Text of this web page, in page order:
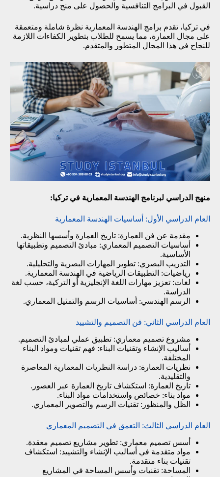
القبول في البرامج التنافسية والحصول على منح دراسية.
في تركيا، تقدم برامج الهندسة المعمارية نظرة شاملة ومتعمقة
على مجال العمارة، مما يسمح للطلاب بتطوير الكفاءات اللازمة
للنجاح في هذا المجال المتطور والمتقدم.
منهج الدراسي لبرنامج الهندسة المعمارية في تركيا:
العام الدراسي الأول: أساسيات الهندسة المعمارية
مقدمة عن فن العمارة: تاريخ العمارة وأسسها النظرية.
أساسيات التصميم المعماري: مبادئ التصميم وتطبيقاتها
الأساسية.
التدريب البصري: تطوير المهارات البصرية والتحليلية.
رياضيات: التطبيقات الرياضية في الهندسة المعمارية.
لغات: تعزيز مهارات اللغة الإنجليزية أو التركية، حسب لغة
الدراسة.
الرسم الهندسي: أساسيات الرسم والتمثيل المعماري.
العام الدراسي الثاني: فن التصميم والتشييد
مشروع تصميم معماري: تطبيق عملي لمبادئ التصميم.
أساليب الإنشاء وتقنيات البناء: فهم تقنيات ومواد البناء
المختلفة.
نظريات العمارة: دراسة النظريات المعمارية المعاصرة
والتقليدية.
تاريخ العمارة: استكشاف تاريخ العمارة عبر العصور.
مواد بناء: خصائص واستخدامات مواد البناء.
الظل والمنظور: تقنيات الرسم والتصوير المعماري.
العام الدراسي الثالث: التعمق في التصميم المعماري
أسس تصميم معماري: تطوير مشاريع تصميم معقدة.
مواد متقدمة في أساليب الإنشاء والتشييد: استكشاف
تقنيات بناء متقدمة.
المساحة: تقنيات وأسس المساحة في المشاريع